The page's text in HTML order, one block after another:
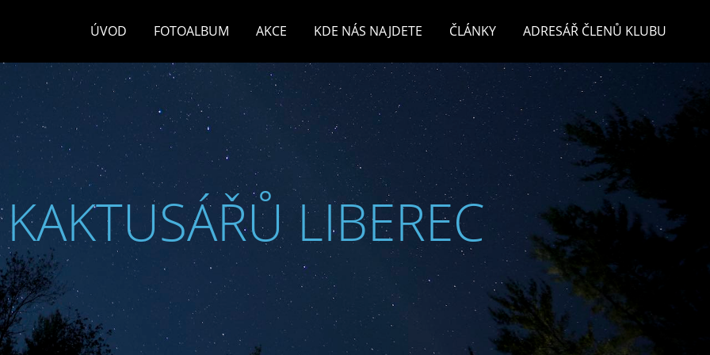
ÚVOD FOTOALBUM AKCE KDE NÁS NAJDETE ČLÁNKY ADRESÁŘ ČLENŮ KLUBU
LIBEREC